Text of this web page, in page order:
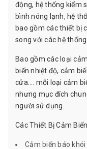
động, hệ thống kiểm
bình nóng lạnh, hệ
bao gồm các thiết bị
song với các hệ
Bao gồm các loại
biến nhiệt độ, cảm
cửa…. mỗi loại cảm
nhưng mục đích
người sử dụng.
Các Thiết Bị Cảm
Cảm biến báo khói